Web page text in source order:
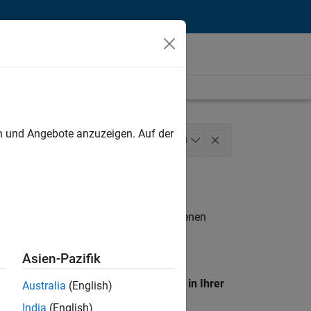
Sales 3
. Wenn Sie noch immer keine offenen
unseres
Standort, um alle Stellenangebote in Ihrer
Angebote anzuzeigen. Auf der
Asien-Pazifik
Australia (English)
India (English)